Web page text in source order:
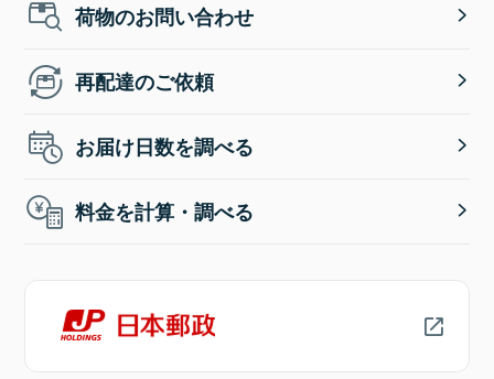
荷物のお問い合わせ
再配達のご依頼
お届け日数を調べる
料金を計算・調べる